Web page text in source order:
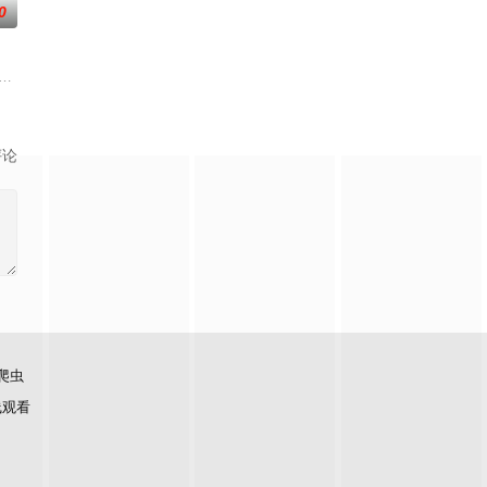
人寻宝”升级“双人寻宝模
1日起与你相约每周六20：10！你好星期六，精彩看不够
论
虫
看